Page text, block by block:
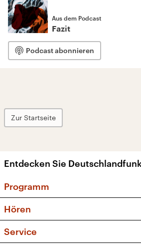
Aus dem Podcast
Fazit
Podcast abonnieren
Zur Startseite
Entdecken Sie
Programm
Sendungen und Podcasts
Musikliste
Hören
Service